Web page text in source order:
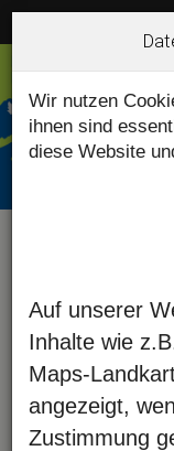
Tour
Leider ist
Wir nutzen
ihnen sind
diese Website
Auf unserer
Inhalte wie
Maps-
angezeigt,
Zustimmung